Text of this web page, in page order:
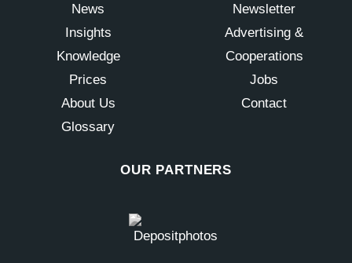
News
Insights
Knowledge
Prices
About Us
Glossary
Newsletter
Advertising &
Cooperations
Jobs
Contact
OUR PARTNERS